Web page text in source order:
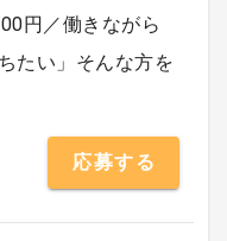
円／働きながら
たい」そんな方を
応募する